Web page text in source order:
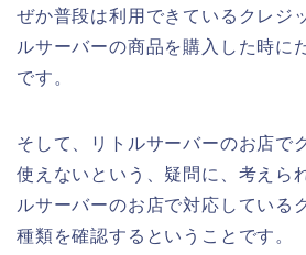
ぜか普段は利用できているクレジ
ルサーバーの商品を購入した時に
です。
そして、リトルサーバーのお店で
使えないという、疑問に、考えら
ルサーバーのお店で対応している
種類を確認するということです。